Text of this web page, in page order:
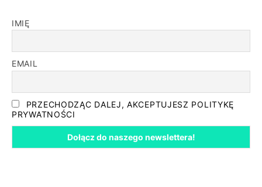
IMIĘ
EMAIL
PRZECHODZĄC DALEJ, AKCEPTUJESZ POLITYKĘ
PRYWATNOŚCI